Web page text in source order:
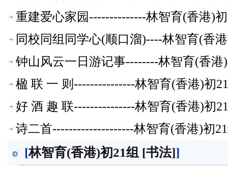
文萃】
重建爱心家园--------------林智育(香港)
同校同组同学心(顺口溜)----林智育(香
钟山风云一日游记事--------林智育(香港
楹 联 一 则---------------林智育(香港)初
好 酒 趣 联---------------林智育(香港)初
诗二首--------------------林智育(香港)初
[林智育(香港)初21组 [书法]]